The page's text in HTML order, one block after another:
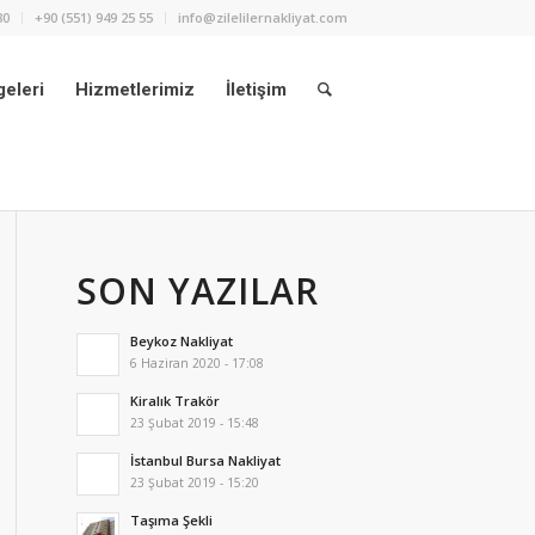
+90 (551) 949 25 55 info@zilelilernakliyat.com
Hizmetlerimiz İletişim
SON YAZILAR
Beykoz Nakliyat
6 Haziran 2020 - 17:08
Kiralık Trakör
23 Şubat 2019 - 15:48
İstanbul Bursa Nakliyat
23 Şubat 2019 - 15:20
Taşıma Şekli